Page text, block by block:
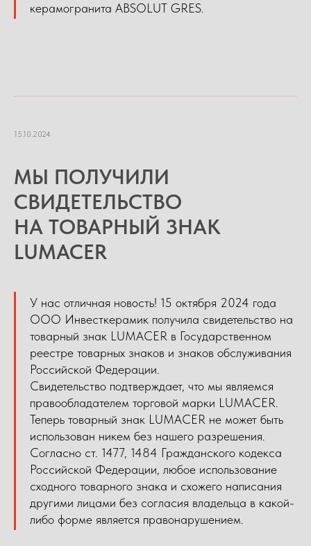
керамогранита ABSOLUT GRES.
15.10.2024
МЫ ПОЛУЧИЛИ
СВИДЕТЕЛЬСТВО
НА ТОВАРНЫЙ ЗНАК
LUMACER
У нас отличная новость! 15 октября 2024 года
ООО Инвесткерамик получила свидетельство на
товарный знак LUMACER в Государственном
реестре товарных знаков и знаков обслуживания
Российской Федерации.
Свидетельство подтверждает, что мы являемся
правообладателем торговой марки LUMACER.
Теперь товарный знак LUMACER не может быть
использован никем без нашего разрешения.
Согласно ст. 1477, 1484 Гражданского кодекса
Российской Федерации, любое использование
сходного товарного знака и схожего написания
другими лицами без согласия владельца в какой-
либо форме является правонарушением.